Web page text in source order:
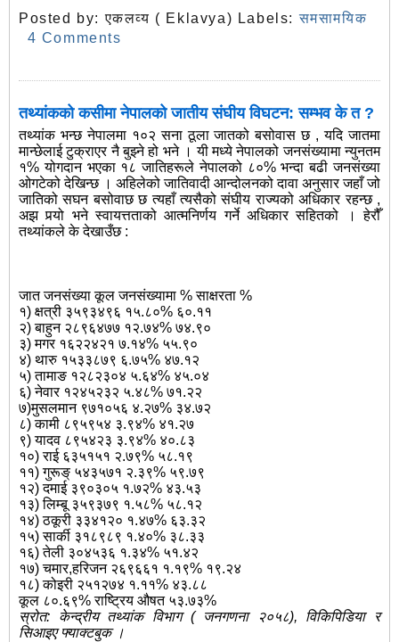
Posted by:एकलव्य ( Eklavya) Labels:समसामयिक
4 Comments
तथ्यांकको कसीमा नेपालको जातीय संघीय विघटन: सम्भव के त ?
तथ्यांक भन्छ नेपालमा १०२ सना ठूला जातको बसोवास छ , यदि जातमा
मान्छेलाई टुक्राएर नै बुझ्ने हो भने । यी मध्ये नेपालको जनसंख्यामा न्युनतम
१% योगदान भएका १८ जातिहरूले नेपालको ८०% भन्दा बढी जनसंख्या
ओगटेको देखिन्छ । अहिलेको जातिवादी आन्दोलनको दावा अनुसार जहाँ जो
जातिको सघन बसोवाछ छ त्यहाँ त्यसैको संघीय राज्यको अधिकार रहन्छ ,
अझ पर्‍यो भने स्वायत्तताको आत्मनिर्णय गर्ने अधिकार सहितको । हेरौँ
तथ्यांकले के देखाउँछ :
जात जनसंख्या कूल जनसंख्यामा % साक्षरता %
१) क्षत्री ३५९३४९६ १५‍.८०% ६०.११
२) बाहुन २८९६४७७ १२.७४% ७४.९०
३) मगर १६२२४२१ ७.१४% ५५.९०
४) थारु १५३३८७९ ६.७५% ४७.१२
५) तामाङ १२८२३०४ ५.६४% ४५.०४
६) नेवार १२४५२३२ ५.४८% ७१.२२
७)मुसलमान ९७१०५६ ४.२७% ३४.७२
८) कामी ८९५९५४ ३.९४% ४१.२७
९) यादव ८९५४२३ ३.९४% ४०.८३
१०) राई ६३५१५१ २.७९% ५८.१९
११) गुरूङ् ५४३५७१ २.३९% ५९.७९
१२) दमाई ३९०३०५ १.७२% ४३.५३
१३) लिम्बू ३५९३७९ १.५८% ५८.१२
१४) ठकूरी ३३४१२० १.४७% ६३.३२
१५) सार्की ३१८९८९ १.४०% ३८.३३
१६) तेली ३०४५३६ १.३४% ५१.४२
१७) चमार,हरिजन २६९६६१ १.१९% १९.२४
१८) कोइरी २५१२७४ १.११% ४३.८८
कूल ८०.६९% राष्ट्रिय औषत ५३.७३%
स्रोत: केन्द्रीय तथ्यांक विभाग ( जनगणना २०५८), विकिपिडिया र
सिआइए फ्याक्टबुक ।